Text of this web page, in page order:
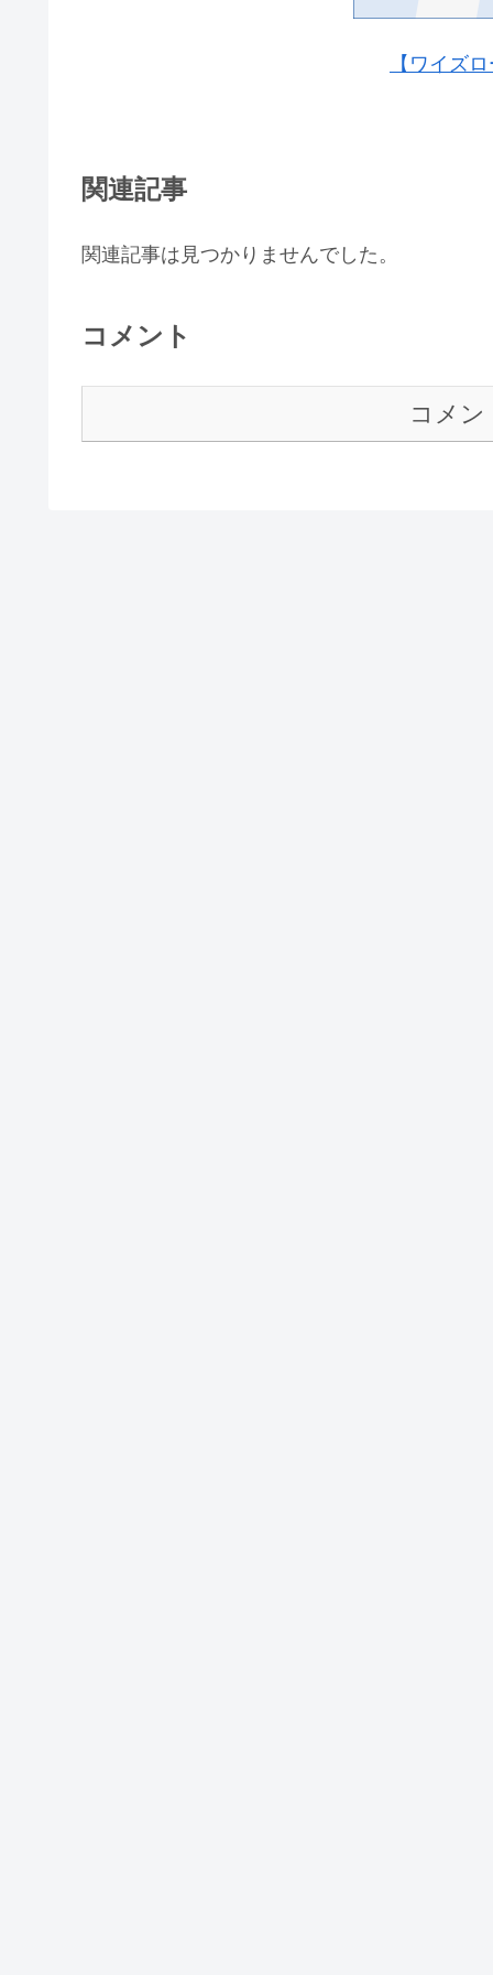
【ワイズ
関連記事
関連記事は見つかりませんでした。
コメント
コメン